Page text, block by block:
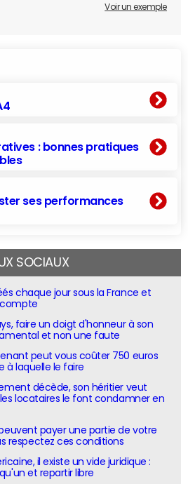
Voir un exemple
: bonnes pratiques
ses performances
SOCIAUX
chaque jour sous la France et
compte
faire un doigt d'honneur à son
et non une faute
peut vous coûter 750 euros
à laquelle le faire
décède, son héritier veut
locataires le font condamner en
peuvent payer une partie de votre
respectez ces conditions
il existe un vide juridique :
et repartir libre